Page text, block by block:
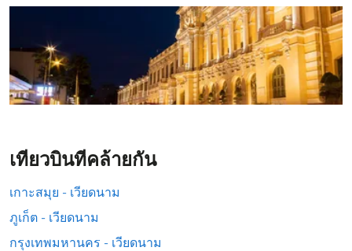
เที่ยวบินที่คล้ายกัน
เกาะสมุย - เวียดนาม
ภูเก็ต - เวียดนาม
กรุงเทพมหานคร - เวียดนาม